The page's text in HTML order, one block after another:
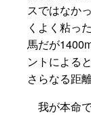
スではなか
くよく粘っ
馬だが
ントによる
さらなる距
我が本命